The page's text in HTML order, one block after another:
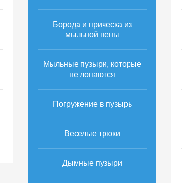
Борода и прическа из
мыльной пены
Мыльные пузыри, которые
не лопаются
Погружение в пузырь
Веселые трюки
Дымные пузыри